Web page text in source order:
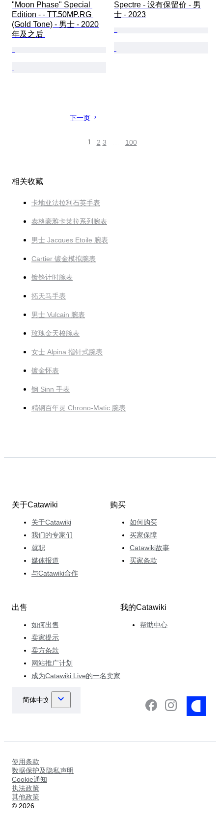
"Moon Phase" Special
Edition - - TT.50MP.RG
(Gold Tone) - 男士 - 2020
年及之后
Spectre - 没有保留价 - 男
士 - 2023
下一页
1 2 3 … 100
相关收藏
卡地亚法拉利石英手表
泰格豪雅卡莱拉系列腕表
男士 Jacques Etoile 腕表
Cartier 镀金模拟腕表
镀铬计时腕表
拓天马手表
男士 Vulcain 腕表
玫瑰金天梭腕表
女士 Alpina 指针式腕表
镀金怀表
钢 Sinn 手表
精钢百年灵 Chrono-Matic 腕表
关于Catawiki
关于Catawiki
我们的专家们
就职
媒体报道
与Catawiki合作
购买
如何购买
买家保障
Catawiki故事
买家条款
出售
如何出售
卖家提示
卖方条款
网站推广计划
成为Catawiki Live的一名卖家
我的Catawiki
帮助中心
使用条款
数据保护及隐私声明
Cookie通知
执法政策
其他政策
© 2026